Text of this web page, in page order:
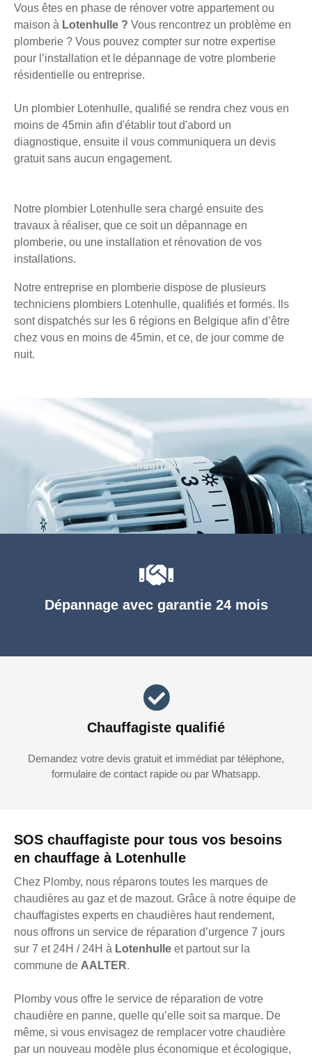
Vous êtes en phase de rénover votre appartement ou
maison à Lotenhulle ? Vous rencontrez un problème en
plomberie ? Vous pouvez compter sur notre expertise
pour l’installation et le dépannage de votre plomberie
résidentielle ou entreprise.
Un plombier Lotenhulle, qualifié se rendra chez vous en
moins de 45min afin d'établir tout d'abord un
diagnostique, ensuite il vous communiquera un devis
gratuit sans aucun engagement.
Notre plombier Lotenhulle sera chargé ensuite des
travaux à réaliser, que ce soit un dépannage en
plomberie, ou une installation et rénovation de vos
installations.
Notre entreprise en plomberie dispose de plusieurs
techniciens plombiers Lotenhulle, qualifiés et formés. Ils
sont dispatchés sur les 6 régions en Belgique afin d’être
chez vous en moins de 45min, et ce, de jour comme de
nuit.
SOS chauffagiste pour tous vos besoins
en chauffage à Lotenhulle
Chez Plomby, nous réparons toutes les marques de
chaudières au gaz et de mazout. Grâce à notre équipe de
chauffagistes experts en chaudières haut rendement,
nous offrons un service de réparation d’urgence 7 jours
sur 7 et 24H / 24H à Lotenhulle et partout sur la
commune de AALTER.
Plomby vous offre le service de réparation de votre
chaudière en panne, quelle qu’elle soit sa marque. De
même, si vous envisagez de remplacer votre chaudière
par un nouveau modèle plus économique et écologique,
Dépannage avec garantie 24 mois
Chauffagiste qualifié
Demandez votre devis gratuit et immédiat par téléphone,
formulaire de contact rapide ou par Whatsapp.
Chauffage